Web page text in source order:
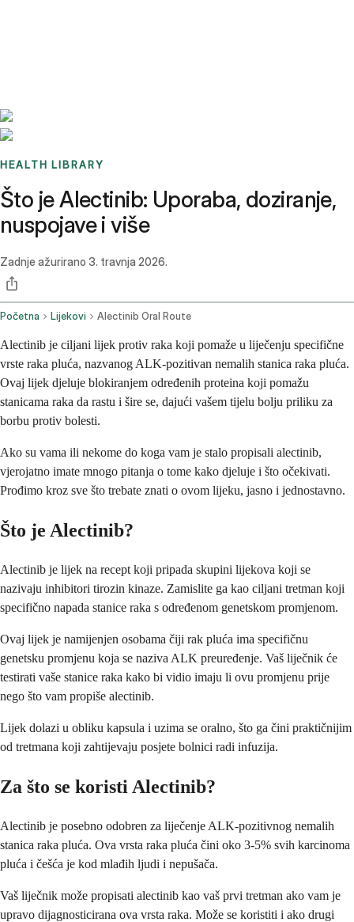
HEALTH LIBRARY
Što je Alectinib: Uporaba, doziranje,
nuspojave i više
Zadnje ažurirano 3. travnja 2026.
Početna Lijekovi Alectinib Oral Route
Alectinib je ciljani lijek protiv raka koji pomaže u liječenju specifične
vrste raka pluća, nazvanog ALK-pozitivan nemalih stanica raka pluća.
Ovaj lijek djeluje blokiranjem određenih proteina koji pomažu
stanicama raka da rastu i šire se, dajući vašem tijelu bolju priliku za
borbu protiv bolesti.
Ako su vama ili nekome do koga vam je stalo propisali alectinib,
vjerojatno imate mnogo pitanja o tome kako djeluje i što očekivati.
Prođimo kroz sve što trebate znati o ovom lijeku, jasno i jednostavno.
Što je Alectinib?
Alectinib je lijek na recept koji pripada skupini lijekova koji se
nazivaju inhibitori tirozin kinaze. Zamislite ga kao ciljani tretman koji
specifično napada stanice raka s određenom genetskom promjenom.
Ovaj lijek je namijenjen osobama čiji rak pluća ima specifičnu
genetsku promjenu koja se naziva ALK preuređenje. Vaš liječnik će
testirati vaše stanice raka kako bi vidio imaju li ovu promjenu prije
nego što vam propiše alectinib.
Lijek dolazi u obliku kapsula i uzima se oralno, što ga čini praktičnijim
od tretmana koji zahtijevaju posjete bolnici radi infuzija.
Za što se koristi Alectinib?
Alectinib je posebno odobren za liječenje ALK-pozitivnog nemalih
stanica raka pluća. Ova vrsta raka pluća čini oko 3-5% svih karcinoma
pluća i češća je kod mlađih ljudi i nepušača.
Vaš liječnik može propisati alectinib kao vaš prvi tretman ako vam je
upravo dijagnosticirana ova vrsta raka. Može se koristiti i ako drugi